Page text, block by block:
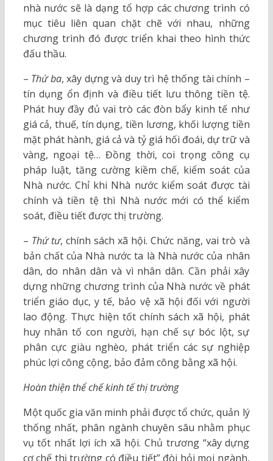
nhà nước sẽ là dạng tổ hợp các chương trình có
mục tiêu liên quan chặt chẽ với nhau, những
chương trình đó được triển khai theo hình thức
đấu thầu.
– Thứ ba, xây dựng và duy trì hệ thống tài chính –
tín dụng ổn định và điều tiết lưu thông tiền tệ.
Phát huy đầy đủ vai trò các đòn bẩy kinh tế như
giá cả, thuế, tín dụng, tiền lương, khối lượng tiền
mặt phát hành, giá cả và tỷ giá hối đoái, dự trữ và
vàng, ngoại tệ… Đồng thời, coi trọng công cụ
pháp luật, tăng cường kiềm chế, kiểm soát của
Nhà nước. Chỉ khi Nhà nước kiểm soát được tài
chính và tiền tệ thì Nhà nước mới có thể kiểm
soát, điều tiết được thị trường.
– Thứ tư, chính sách xã hội. Chức năng, vai trò và
bản chất của Nhà nước ta là Nhà nước của nhân
dân, do nhân dân và vì nhân dân. Cần phải xây
dựng những chương trình của Nhà nước về phát
triển giáo dục, y tế, bảo vệ xã hội đối với người
lao động. Thực hiện tốt chính sách xã hội, phát
huy nhân tố con người, hạn chế sự bóc lột, sự
phân cực giàu nghèo, phát triển các sự nghiệp
phúc lợi công cộng, bảo đảm công bằng xã hội.
Hoàn thiện thể chế kinh tế thị trường
Một quốc gia văn minh phải được tổ chức, quản lý
thống nhất, phân ngành chuyên sâu nhằm phục
vụ tốt nhất lợi ích xã hội. Chủ trương “xây dựng
cơ chế thị trường có điều tiết” đòi hỏi mọi ngành,